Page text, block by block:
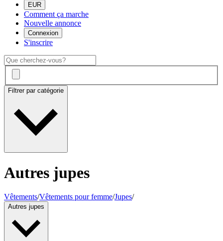
EUR
Comment ça marche
Nouvelle annonce
Connexion
S'inscrire
Filtrer par catégorie
Autres jupes
Vêtements/Vêtements pour femme/Jupes/
Autres jupes